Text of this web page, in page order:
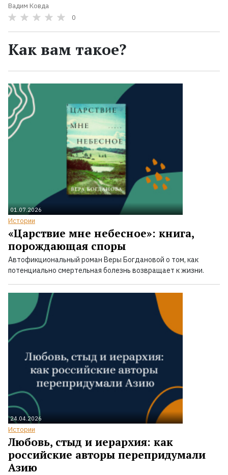
Вадим Ковда
0
Как вам такое?
01.07.2026
Истории
«Царствие мне небесное»: книга,
порождающая споры
Автофикциональный роман Веры Богдановой о том, как
потенциально смертельная болезнь возвращает к жизни.
24.04.2026
Истории
Любовь, стыд и иерархия: как
российские авторы перепридумали
Азию